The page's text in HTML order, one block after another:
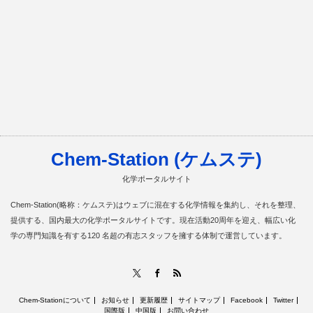
Chem-Station (ケムステ)
化学ポータルサイト
Chem-Station(略称：ケムステ)はウェブに混在する化学情報を集約し、それを整理、
提供する、国内最大の化学ポータルサイトです。現在活動20周年を迎え、幅広い化
学の専門知識を有する120 名超の有志スタッフを擁する体制で運営しています。
Facebook
Chem-Stationについて お知らせ 更新履歴 サイトマップ Facebook
Twitter
国際版
中国版 お問い合わせ